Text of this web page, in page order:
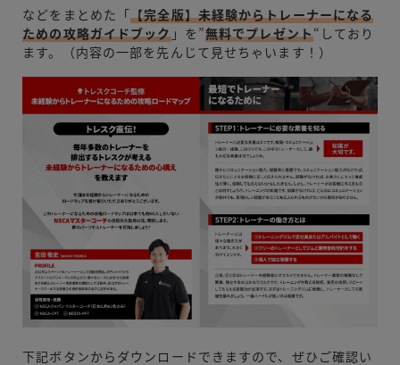
などをまとめた「【完全版】未経験からトレーナーになる
ための攻略ガイドブック」を”無料でプレゼント“しており
ます。（内容の一部を先んじて見せちゃいます！）
下記ボタンからダウンロードできますので、ぜひご確認い